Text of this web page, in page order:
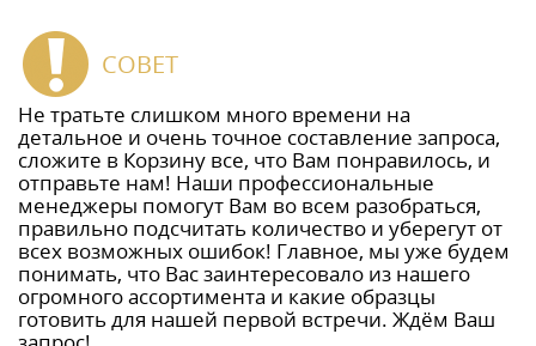
СОВЕТ
Не тратьте слишком много времени на
детальное и очень точное составление запроса,
сложите в Корзину все, что Вам понравилось, и
отправьте нам! Наши профессиональные
менеджеры помогут Вам во всем разобраться,
правильно подсчитать количество и уберегут от
всех возможных ошибок! Главное, мы уже будем
понимать, что Вас заинтересовало из нашего
огромного ассортимента и какие образцы
готовить для нашей первой встречи. Ждём Ваш